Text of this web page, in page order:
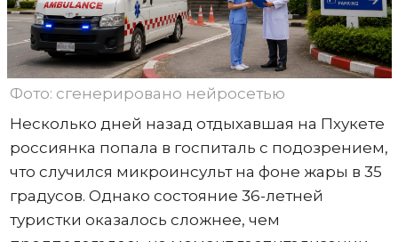
Фото: сгенерировано нейросетью
Несколько дней назад отдыхавшая на Пхукете
россиянка попала в госпиталь с подозрением,
что случился микроинсульт на фоне жары в 35
градусов. Однако состояние 36-летней
туристки оказалось сложнее, чем